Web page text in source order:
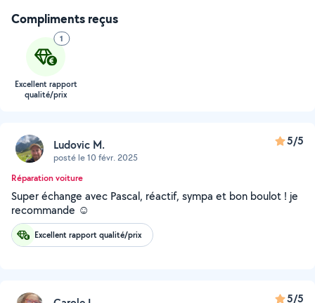
Compliments reçus
1
Excellent rapport
qualité/prix
Ludovic M.
posté le 10 févr. 2025
5/5
Réparation voiture
Super échange avec Pascal, réactif, sympa et bon boulot ! je
recommande ☺️
Excellent rapport qualité/prix
5/5